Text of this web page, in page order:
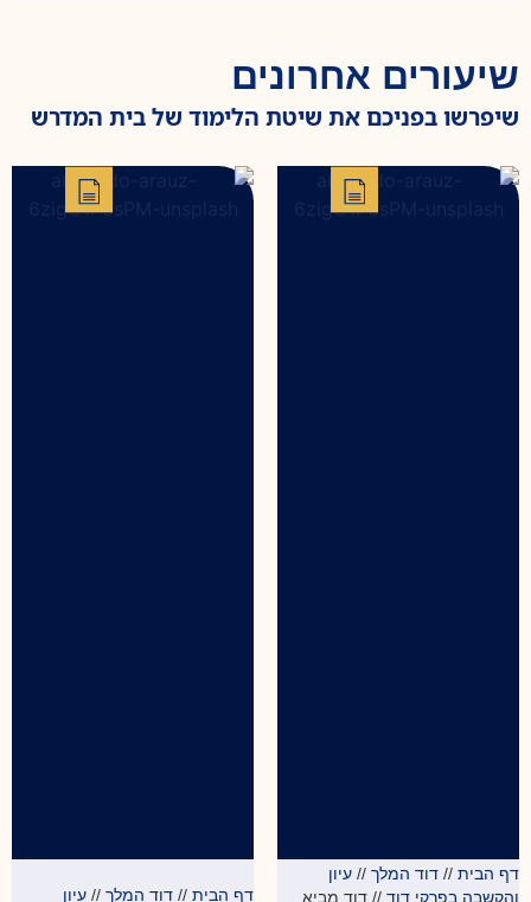
שיעורים אחרונים
שיפרשו בפניכם את שיטת הלימוד של בית המדרש
דף הבית // דוד המלך // עיון
והקשבה בפרקי דוד // דוד מביא דף הבית // דוד המלך // עיון